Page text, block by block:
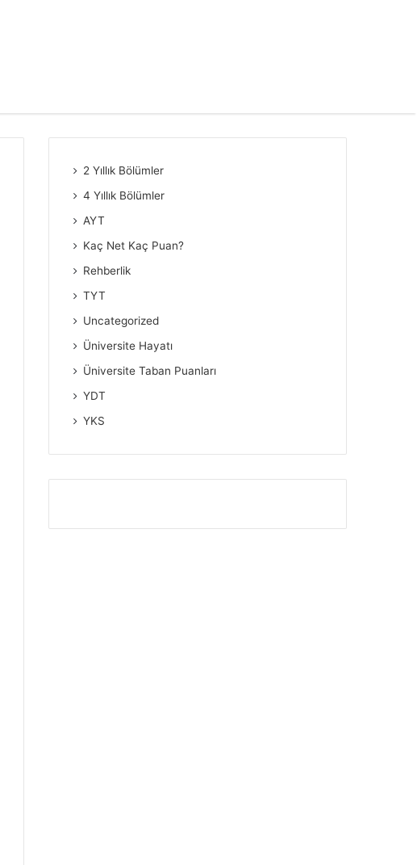
2 Yıllık Bölümler
4 Yıllık Bölümler
AYT
Kaç Net Kaç Puan?
Rehberlik
TYT
Uncategorized
Üniversite Hayatı
Üniversite Taban Puanları
YDT
YKS